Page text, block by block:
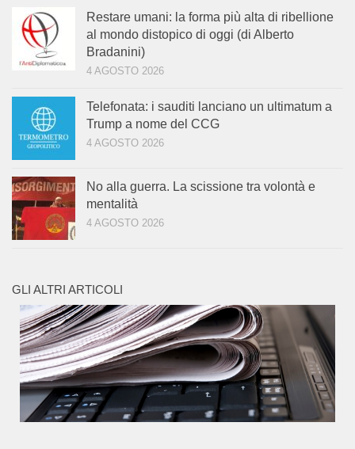
Restare umani: la forma più alta di ribellione
al mondo distopico di oggi (di Alberto
Bradanini)
4 AGOSTO 2026
Telefonata: i sauditi lanciano un ultimatum a
Trump a nome del CCG
4 AGOSTO 2026
No alla guerra. La scissione tra volontà e
mentalità
4 AGOSTO 2026
GLI ALTRI ARTICOLI